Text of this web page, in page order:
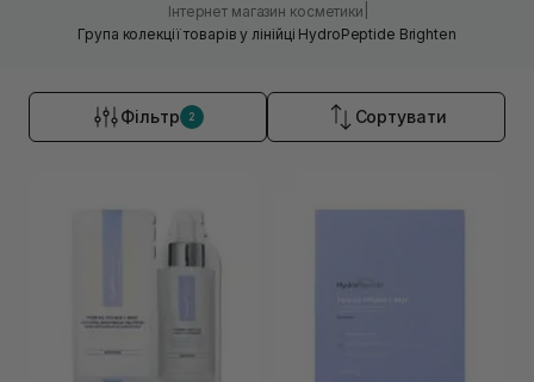
Інтернет магазин косметики
Група колекції товарів у лінійці HydroPeptide Brighten
Фільтр 2 Сортувати